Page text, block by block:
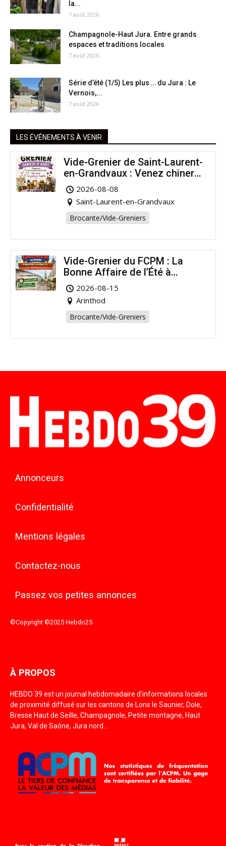
la...
7 août 2026
Champagnole-Haut Jura. Entre grands
espaces et traditions locales
7 août 2026
Série d’été (1/5) Les plus … du Jura : Le
Vernois,...
7 août 2026
LES ÉVÉNEMENTS À VENIR
Vide-Grenier de Saint-Laurent-
en-Grandvaux : Venez chiner
pour la bonne cause !
2026-08-08
Saint-Laurent-en-Grandvaux
Brocante/Vide-Greniers
Vide-Grenier du FCPM : La
Bonne Affaire de l’Été à
Arinthod !
2026-08-15
Arinthod
Brocante/Vide-Greniers